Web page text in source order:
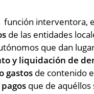
función interventora,
de las entidades
que dan
y liquidación de
gastos de contenido
que de aquéllos